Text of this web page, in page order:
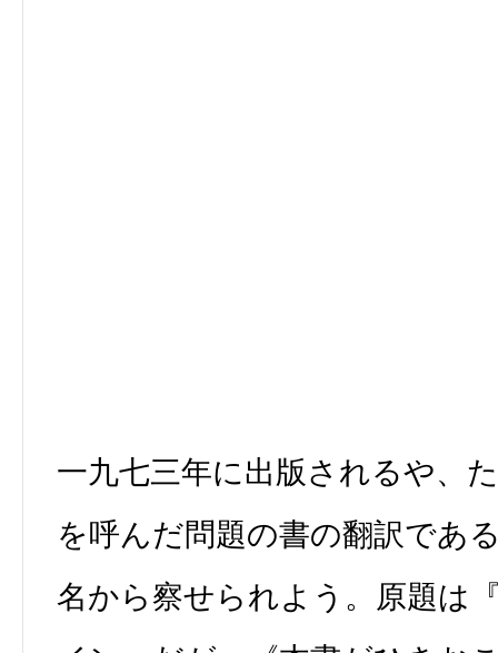
一九七三年に出版されるや、
を呼んだ問題の書の翻訳であ
名から察せられよう。原題は